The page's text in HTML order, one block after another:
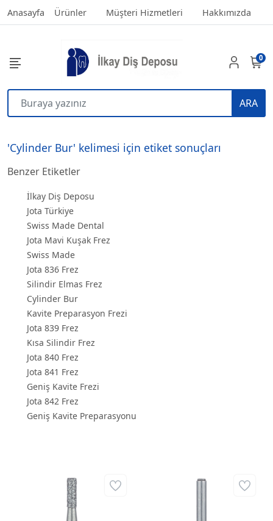
Anasayfa Ürünler Müşteri Hizmetleri Hakkımızda
ARA
0
'Cylinder Bur' kelimesi için etiket sonuçları
Benzer Etiketler
İlkay Diş Deposu
Jota Türkiye
Swiss Made Dental
Jota Mavi Kuşak Frez
Swiss Made
Jota 836 Frez
Silindir Elmas Frez
Cylinder Bur
Kavite Preparasyon Frezi
Jota 839 Frez
Kısa Silindir Frez
Jota 840 Frez
Jota 841 Frez
Geniş Kavite Frezi
Jota 842 Frez
Geniş Kavite Preparasyonu